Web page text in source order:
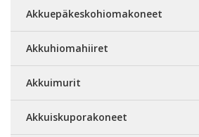
Akkuepäkeskohiomakoneet
Akkuhiomahiiret
Akkuimurit
Akkuiskuporakoneet